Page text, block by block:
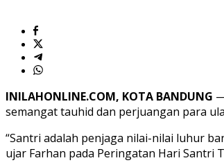
INILAHONLINE.COM, KOTA BANDUNG
semangat tauhid dan perjuangan para
“Santri adalah penjaga nilai-nilai luhur
ujar Farhan pada Peringatan Hari Santri